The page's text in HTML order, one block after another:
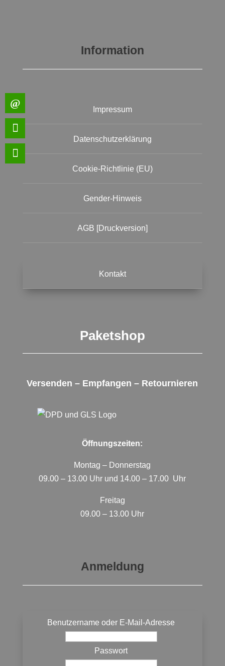
Information
Impressum
Datenschutzerklärung
Cookie-Richtlinie (EU)
Gender-Hinweis
AGB [Druckversion]
Kontakt
Paketshop
Versenden – Empfangen – Retournieren
Öffnungszeiten:
Montag – Donnerstag
09.00 – 13.00 Uhr und 14.00 – 17.00 Uhr
Freitag
09.00 – 13.00 Uhr
Anmeldung
Benutzername oder E-Mail-Adresse
Passwort